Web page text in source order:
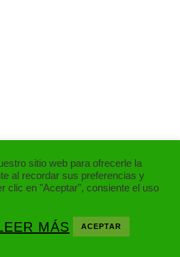
sitio web para ofrecerle la
al recordar sus preferencias y
clic en "Aceptar", consiente el uso
MÁS ACEPTAR